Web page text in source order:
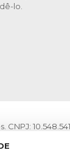
lo.
CNPJ:
tecnologia da